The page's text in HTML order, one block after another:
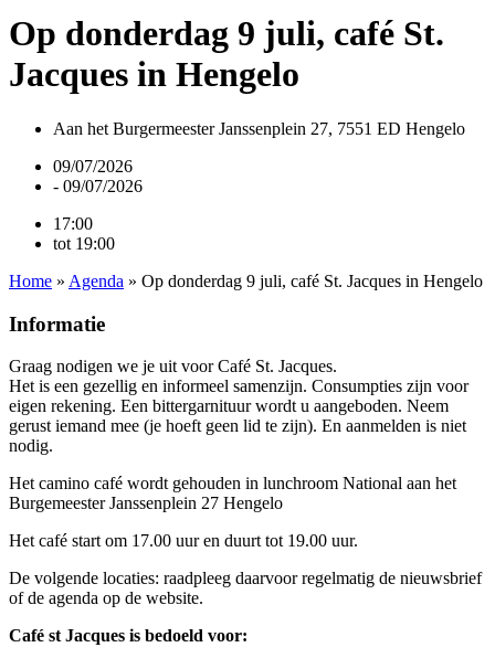
Op donderdag 9 juli, café St.
Jacques in Hengelo
Aan het Burgermeester Janssenplein 27, 7551 ED Hengelo
09/07/2026
- 09/07/2026
17:00
tot 19:00
Home » Agenda » Op donderdag 9 juli, café St. Jacques in Hengelo
Informatie
Graag nodigen we je uit voor Café St. Jacques.
Het is een gezellig en informeel samenzijn. Consumpties zijn voor
eigen rekening. Een bittergarnituur wordt u aangeboden. Neem
gerust iemand mee (je hoeft geen lid te zijn). En aanmelden is niet
nodig.
Het camino café wordt gehouden in lunchroom National aan het
Burgemeester Janssenplein 27 Hengelo
Het café start om 17.00 uur en duurt tot 19.00 uur.
De volgende locaties: raadpleeg daarvoor regelmatig de nieuwsbrief
of de agenda op de website.
Café st Jacques is bedoeld voor: